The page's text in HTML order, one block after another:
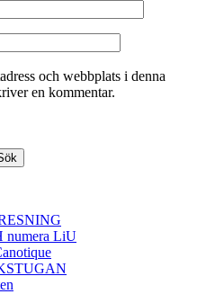
och webbplats i denna
en kommentar.
numera LiU